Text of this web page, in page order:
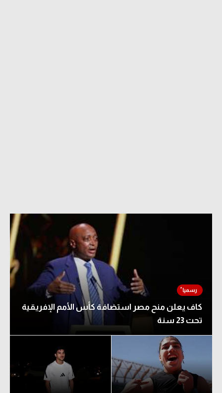
كاف يعلن منح مصر استضافة كأس الأمم الإفريقية
تحت 23 سنة